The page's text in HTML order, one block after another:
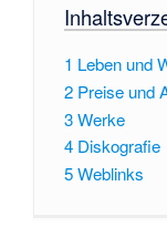
1 Leben und
2 Preise und
3Werke
4 Diskografie
5Weblinks